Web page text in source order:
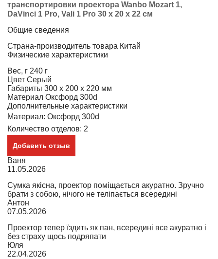
транспортировки проектора Wanbo Mozart 1,
DaVinci 1 Pro, Vali 1 Pro 30 x 20 x 22 см
Общие сведения
Страна-производитель товара Китай
Физические характеристики
Вес, г 240 г
Цвет Серый
Габариты 300 x 200 x 220 мм
Материал Оксфорд 300d
Дополнительные характеристики
Материал: Оксфорд 300d
Количество отделов: 2
Добавить отзыв
Ваня
11.05.2026
Сумка якісна, проектор поміщається акуратно. Зручно
брати з собою, нічого не теліпається всередині
Антон
07.05.2026
Проектор тепер їздить як пан, всередині все акуратно і
без страху щось подряпати
Юля
22.04.2026